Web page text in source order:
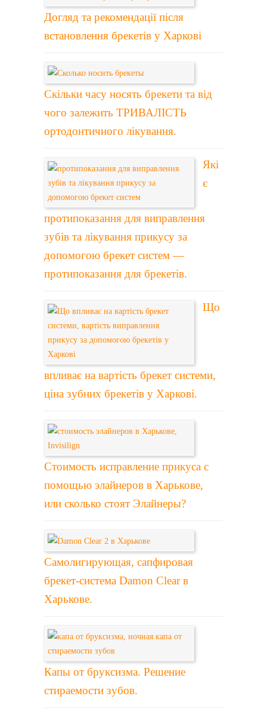
Догляд та рекомендації після
встановлення брекетів у Харкові
Скільки часу носять брекети та від
чого залежить ТРИВАЛІСТЬ
ортодонтичного лікування.
Які
є
протипоказання для виправлення
зубів та лікування прикусу за
допомогою брекет систем —
протипоказання для брекетів.
Що
впливає на вартість брекет системи,
ціна зубних брекетів у Харкові.
Стоимость исправление прикуса с
помощью элайнеров в Харькове,
или сколько стоят Элайнеры?
Самолигирующая, сапфировая
брекет-система Damon Clear в
Харькове.
Капы от бруксизма. Решение
стираемости зубов.